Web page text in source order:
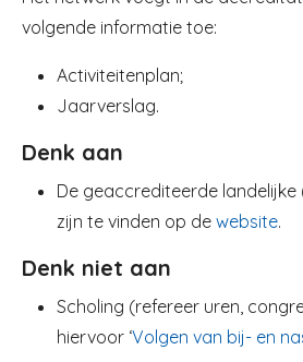
volgende informatie toe:
Activiteitenplan;
Jaarverslag.
Denk aan
De geaccrediteerde landelijke
zijn te vinden op de website.
Denk niet aan
Scholing (refereer uren,
hiervoor ‘Volgen van bij- en